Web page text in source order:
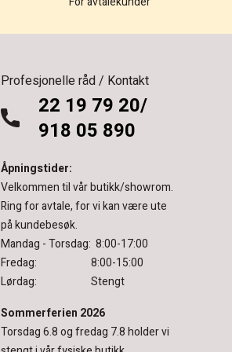
Profesjonelle råd / Kontakt
22 19 79 20/
918 05 890
Åpningstider:
Velkommen til vår butikk/showrom.
Ring for avtale, for vi kan være ute
på kundebesøk.
Mandag - Torsdag: 8:00-17:00
Fredag: 8:00-15:00
Lørdag: Stengt
Sommerferien 2026
Torsdag 6.8 og fredag 7.8 holder vi